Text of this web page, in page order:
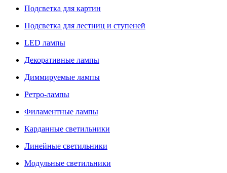
Подсветка для картин
Подсветка для лестниц и ступеней
LED лампы
Декоративные лампы
Диммируемые лампы
Ретро-лампы
Филаментные лампы
Карданные светильники
Линейные светильники
Модульные светильники